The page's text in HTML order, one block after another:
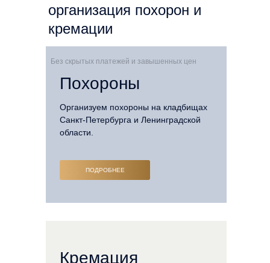
организация похорон и
кремации
Без скрытых платежей и завышенных цен
Кремация
Организуем похороны на кладбищах
Санкт-Петербурга и Ленинградской
области.
Похороны
ПОДРОБНЕЕ